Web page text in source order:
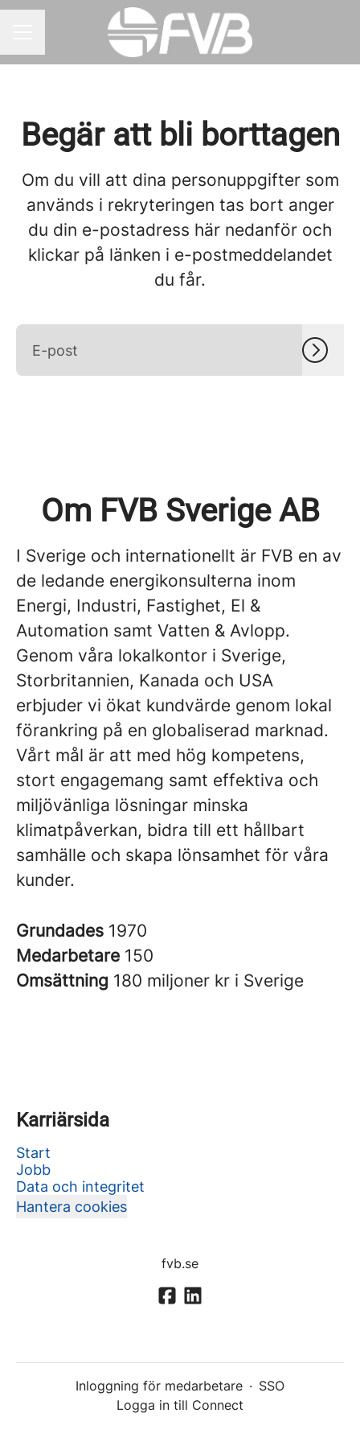
Begär att bli borttagen
Om du vill att dina personuppgifter som
används i rekryteringen tas bort anger
du din e-postadress här nedanför och
klickar på länken i e-postmeddelandet
du får.
Om FVB Sverige AB
I Sverige och internationellt är FVB en av
de ledande energikonsulterna inom
Energi, Industri, Fastighet, El &
Automation samt Vatten & Avlopp.
Genom våra lokalkontor i Sverige,
Storbritannien, Kanada och USA
erbjuder vi ökat kundvärde genom lokal
förankring på en globaliserad marknad.
Vårt mål är att med hög kompetens,
stort engagemang samt effektiva och
miljövänliga lösningar minska
klimatpåverkan, bidra till ett hållbart
samhälle och skapa lönsamhet för våra
kunder.
Grundades 1970
Medarbetare 150
Omsättning 180 miljoner kr i Sverige
Karriärsida
Start
Jobb
Data och integritet
Hantera cookies
fvb.se
Inloggning för medarbetare · SSO
Logga in till Connect